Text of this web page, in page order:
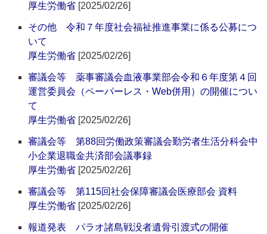
厚生労働省 [2025/02/26]
その他 令和７年度社会福祉推進事業に係る公募につ
いて
厚生労働省 [2025/02/26]
審議会等 薬事審議会血液事業部会令和６年度第４回
運営委員会（ペーパーレス・Web併用）の開催につい
て
厚生労働省 [2025/02/26]
審議会等 第88回労働政策審議会勤労者生活分科会中
小企業退職金共済部会議事録
厚生労働省 [2025/02/26]
審議会等 第115回社会保障審議会医療部会 資料
厚生労働省 [2025/02/26]
報道発表 パラオ諸島戦没者遺骨引渡式の開催